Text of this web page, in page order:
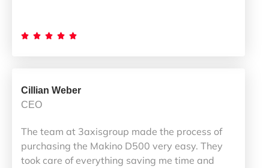
    
Cillian Weber
CEO
The team at 3axisgroup made the process of
purchasing the Makino D500 very easy. They
took care of everything saving me time and